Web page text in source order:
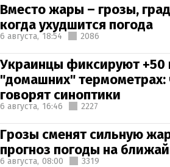
Вместо жары – грозы,
когда ухудшится погода
6 августа, 18:54 2086
Украинцы фиксируют +50
"домашних" термометрах:
говорят синоптики
6 августа, 16:46 2227
Грозы сменят сильную
прогноз погоды на
6 августа, 08:00 3319